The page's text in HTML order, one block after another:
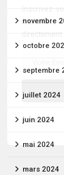
novembre
octobre
septembre
juillet 2024
juin 2024
mai 2024
mars 2024
Inscrivez-
nouvelles,
directement
Fermer